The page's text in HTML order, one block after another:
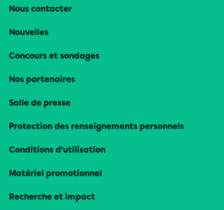
Nous contacter
Nouvelles
Concours et sondages
Nos partenaires
Salle de presse
Protection des renseignements personnels
Conditions d’utilisation
Matériel promotionnel
Recherche et impact